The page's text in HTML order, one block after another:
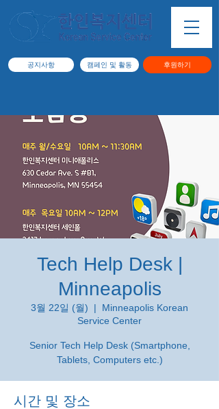
공지사항 캠페인 및 활동 후원하기
Tech Help Desk |
Minneapolis
3월 22일 (월)
  |
Minneapolis Korean
Service Center
Senior Tech Help Desk (Smartphone,
Tablets, Computers etc.)
시간 및 장소